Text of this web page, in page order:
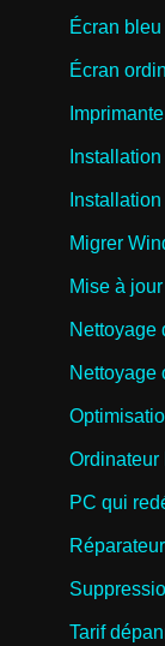
Écran
Écran
Migrer
Mise à
Nettoyage
Nettoyage
Ordinateur
PC qui
Tarif